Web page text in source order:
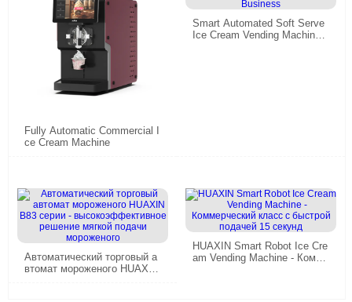
Fully Automatic Commercial I
ce Cream Machine
Smart Automated Soft Serve
Ice Cream Vending Machine -
Автоматический торговый а
втомат мороженого HUAXIN
HUAXIN Smart Robot Ice Cre
am Vending Machine - Комме